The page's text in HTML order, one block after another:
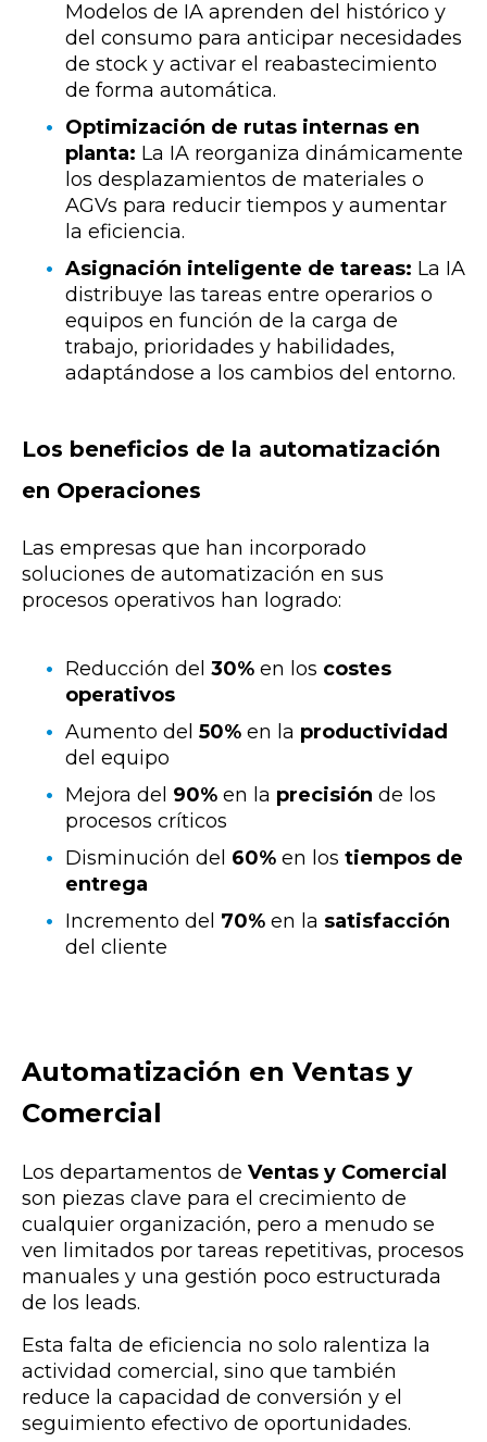
Modelos de IA aprenden del histórico y
del consumo para anticipar necesidades
de stock y activar el reabastecimiento
de forma automática.
Optimización de rutas internas en
planta: La IA reorganiza dinámicamente
los desplazamientos de materiales o
AGVs para reducir tiempos y aumentar
la eficiencia.
Asignación inteligente de tareas: La IA
distribuye las tareas entre operarios o
equipos en función de la carga de
trabajo, prioridades y habilidades,
adaptándose a los cambios del entorno.
Los beneficios de la automatización
en Operaciones
Las empresas que han incorporado
soluciones de automatización en sus
procesos operativos han logrado:
Reducción del 30% en los costes
operativos
Aumento del 50% en la productividad
del equipo
Mejora del 90% en la precisión de los
procesos críticos
Disminución del 60% en los tiempos de
entrega
Incremento del 70% en la satisfacción
del cliente
Automatización en Ventas y
Comercial
Los departamentos de Ventas y Comercial
son piezas clave para el crecimiento de
cualquier organización, pero a menudo se
ven limitados por tareas repetitivas, procesos
manuales y una gestión poco estructurada
de los leads.
Esta falta de eficiencia no solo ralentiza la
actividad comercial, sino que también
reduce la capacidad de conversión y el
seguimiento efectivo de oportunidades.